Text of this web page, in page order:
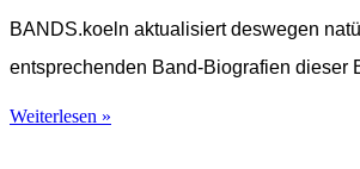
BANDS.koeln aktualisiert deswegen
entsprechenden Band-Biografien dieser
Weiterlesen »